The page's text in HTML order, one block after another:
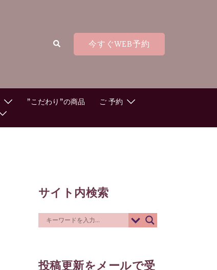
検
索 今すぐWEB予約
”こだわり”の商品
ご 予約
サイト内検索
投稿更新をメールで受